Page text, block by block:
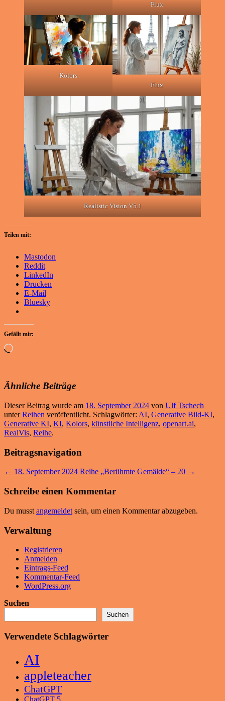
Flux
Kolors
Flux
Realistic Vision V5.1
Teilen mit:
Mastodon
Reddit
LinkedIn
Drucken
E-Mail
Bluesky
Gefällt mir:
Wird
Ähnliche Beiträge
Dieser Beitrag wurde am 18. September 2024 von Ulf Tschech
unterReihen veröffentlicht. Schlagwörter: AI, Generative Bild-KI,
Generative KI, KI, Kolors, künstliche Intelligenz, openart.ai,
RealVis, Reihe.
Beitragsnavigation
← 18. September 2024 Reihe „Berühmte Gemälde“ – 20 →
Schreibe einen Kommentar
Du musst angemeldet sein, um einen Kommentar abzugeben.
Verwaltung
Registrieren
Anmelden
Eintrags-Feed
Kommentar-Feed
WordPress.org
Suchen
Suchen
Verwendete Schlagwörter
AI
appleteacher
ChatGPT
ChatGPT 5